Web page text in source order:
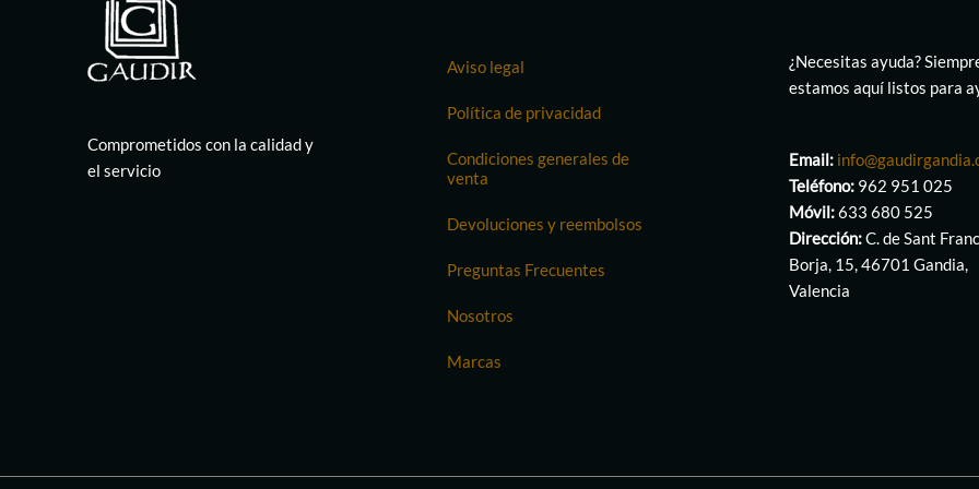
Comprometidos con la calidad y
el servicio
Aviso legal
Política de privacidad
Condiciones generales de
venta
Devoluciones y reembolsos
Preguntas Frecuentes
Nosotros
Marcas
¿Necesitas ayuda?
estamos aquí listos para
Email:
Teléfono: 962 951 025
Móvil:633 680 525
Dirección:C. de Sant
Borja, 15, 46701 Gandia,
Valencia